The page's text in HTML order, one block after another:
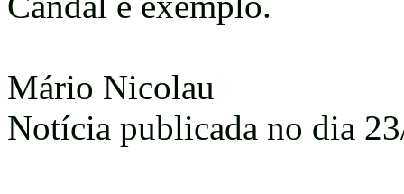
Mário Nicolau
Notícia publicada no dia